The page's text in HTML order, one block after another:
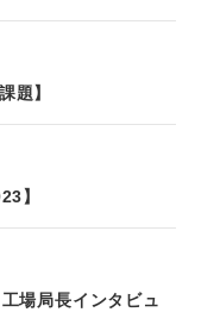
題】
】
場局長インタビュ